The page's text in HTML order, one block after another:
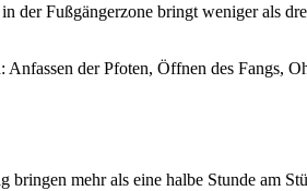
Fußgängerzone bringt weniger als
der Pfoten, Öffnen des
bringen mehr als eine halbe Stunde am